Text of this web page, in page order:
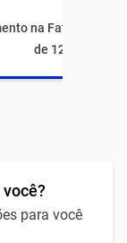
na Fatura com
de 12 meses
para você